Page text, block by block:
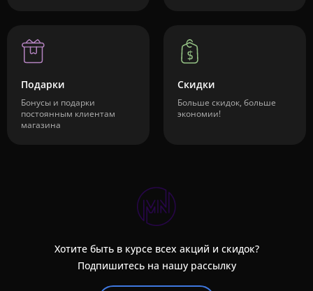
Подарки
Бонусы и подарки
постоянным клиентам
магазина
Скидки
Больше скидок, больше
экономии!
Хотите быть в курсе всех акций и скидок?
Подпишитесь на нашу рассылку